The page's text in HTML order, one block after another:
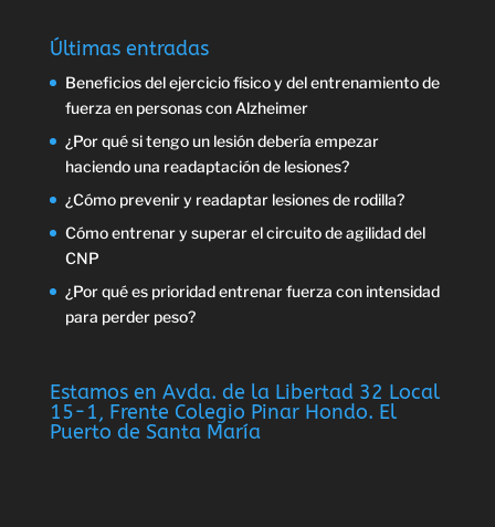
Últimas entradas
Beneficios del ejercicio físico y del entrenamiento de
fuerza en personas con Alzheimer
¿Por qué si tengo un lesión debería empezar
haciendo una readaptación de lesiones?
¿Cómo prevenir y readaptar lesiones de rodilla?
Cómo entrenar y superar el circuito de agilidad del
CNP
¿Por qué es prioridad entrenar fuerza con intensidad
para perder peso?
Estamos en Avda. de la Libertad 32 Local
15-1, Frente Colegio Pinar Hondo. El
Puerto de Santa María